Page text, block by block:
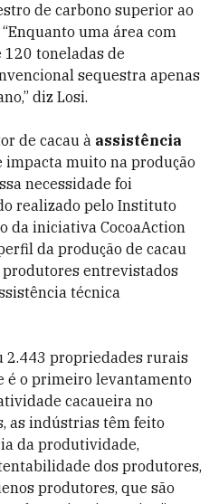
de carbono superior ao
uma área com
120 toneladas de
sequestra apenas
diz Losi.
de cacau à assistência
impacta muito na produção
necessidade foi
realizado pelo Instituto
da iniciativa CocoaAction
da produção de cacau
produtores entrevistados
técnica
2.443 propriedades rurais
é o primeiro levantamento
cacaueira no
as indústrias têm feito
da produtividade,
dos produtores,
produtores, que são